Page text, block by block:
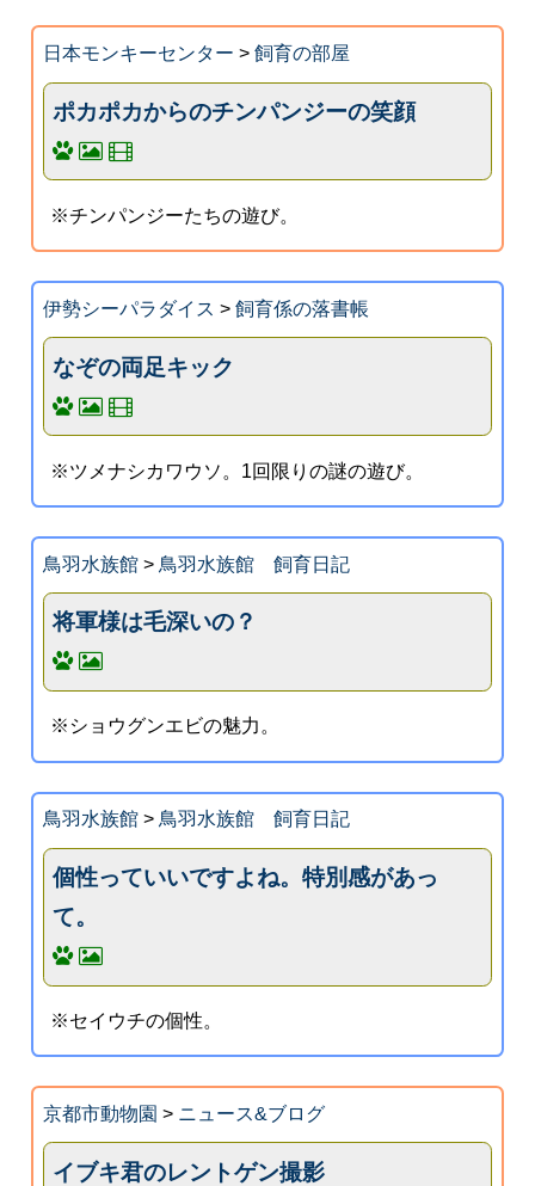
日本モンキーセンター > 飼育の部屋
ポカポカからのチンパンジーの笑顔
※チンパンジーたちの遊び。
伊勢シーパラダイス > 飼育係の落書帳
なぞの両足キック
※ツメナシカワウソ。1回限りの謎の遊び。
鳥羽水族館> 鳥羽水族館 飼育日記
将軍様は毛深いの？
※ショウグンエビの魅力。
鳥羽水族館> 鳥羽水族館 飼育日記
個性っていいですよね。特別感があっ
て。
※セイウチの個性。
京都市動物園 > ニュース&ブログ
イブキ君のレントゲン撮影